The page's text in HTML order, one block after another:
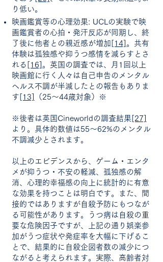
り低い。
映画鑑賞等の心理効果: UCLの実験で映
画鑑賞者の心拍・発汗反応が同期し、終
了後に他者との親近感が増加
[14] 。共有
体験は孤独感や抑うつ感情を減らすとさ
れる
[16] 。英国の調査では、月1回以上
映画館に行く人々は自己申告のメンタル
ヘルス不調が半減したとの報告もありま
す [13] （25～44歳対象）※
※後者は英国Cineworldの調査結果 [27]
より。具体的数値は55～62%のメンタル
不調減少とされます。
以上のエビデンスから、ゲーム・エンタ
メが抑うつ・不安の軽減、孤独感の解
消、心理的幸福感の向上に統計的に有意
な効果を持つことは明白です。また、間
接的ではありますが自殺予防にもつなが
る可能性があります。うつ病は自殺の重
要な危険因子ですが、上記の通り娯楽参
加がうつ症状や発症率を大幅に下げるこ
とで、結果的に自殺企図者数の減少につ
ながると考えられます。実際、高齢者対